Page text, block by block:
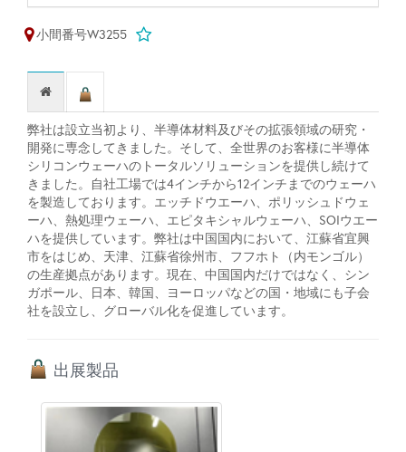
小間番号W3255
弊社は設立当初より、半導体材料及びその拡張領域の研究・
開発に専念してきました。そして、全世界のお客様に半導体
シリコンウェーハのトータルソリューションを提供し続けて
きました。自社工場では4インチから12インチまでのウェーハ
を製造しております。エッチドウエーハ、ポリッシュドウェ
ーハ、熱処理ウェーハ、エピタキシャルウェーハ、SOIウエー
ハを提供しています。弊社は中国国内において、江蘇省宜興
市をはじめ、天津、江蘇省徐州市、フフホト（内モンゴル）
の生産拠点があります。現在、中国国内だけではなく、シン
ガポール、日本、韓国、ヨーロッパなどの国・地域にも子会
社を設立し、グローバル化を促進しています。
出展製品